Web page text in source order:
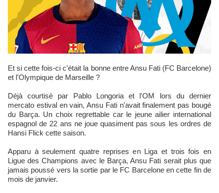
Et si cette fois-ci c'était la bonne entre Ansu Fati (FC Barcelone)
et l'Olympique de Marseille ?
Déjà courtisé par Pablo Longoria et l'OM lors du dernier
mercato estival en vain, Ansu Fati n'avait finalement pas bougé
du Barça. Un choix regrettable car le jeune ailier international
espagnol de 22 ans ne joue quasiment pas sous les ordres de
Hansi Flick cette saison.
Apparu à seulement quatre reprises en Liga et trois fois en
Ligue des Champions avec le Barça, Ansu Fati serait plus que
jamais poussé vers la sortie par le FC Barcelone en cette fin de
mois de janvier.